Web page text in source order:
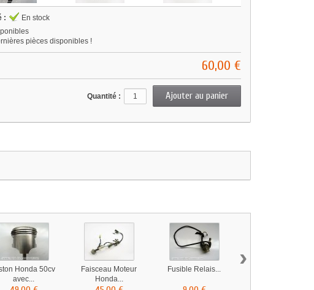
: En stock
pièces disponibles !
60,00 €
Quantité :
Honda 50cv
avec...
Faisceau Moteur
Honda...
Fusible Relais... ›